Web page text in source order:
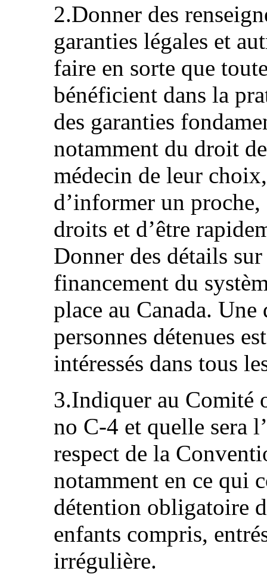
2.Donner des
garanties légales et
faire en sorte que
bénéficient dans la
des garanties
notamment du droit
médecin de leur
d’informer un
droits et d’être
Donner des détails
financement du
place au Canada.
personnes détenues
intéressés dans tous
3.Indiquer au Comité
no C-4 et quelle sera
respect de la
notamment en ce qui
détention obligatoire
enfants compris,
irrégulière.